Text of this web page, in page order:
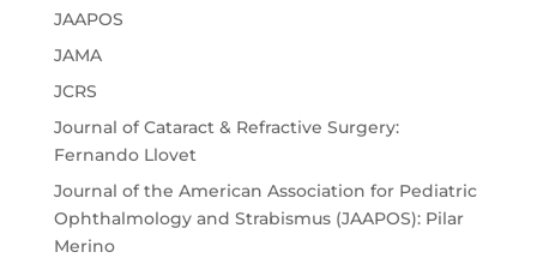
JAAPOS
JAMA
JCRS
Journal of Cataract & Refractive Surgery:
Fernando Llovet
Journal of the American Association for Pediatric
Ophthalmology and Strabismus (JAAPOS): Pilar
Merino